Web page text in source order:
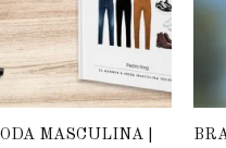
MASCULINA |